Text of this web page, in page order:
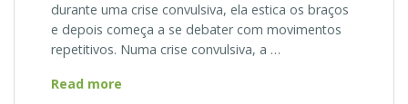
durante uma crise convulsiva, ela estica os braços
e depois começa a se debater com movimentos
repetitivos. Numa crise convulsiva, a …
Read more